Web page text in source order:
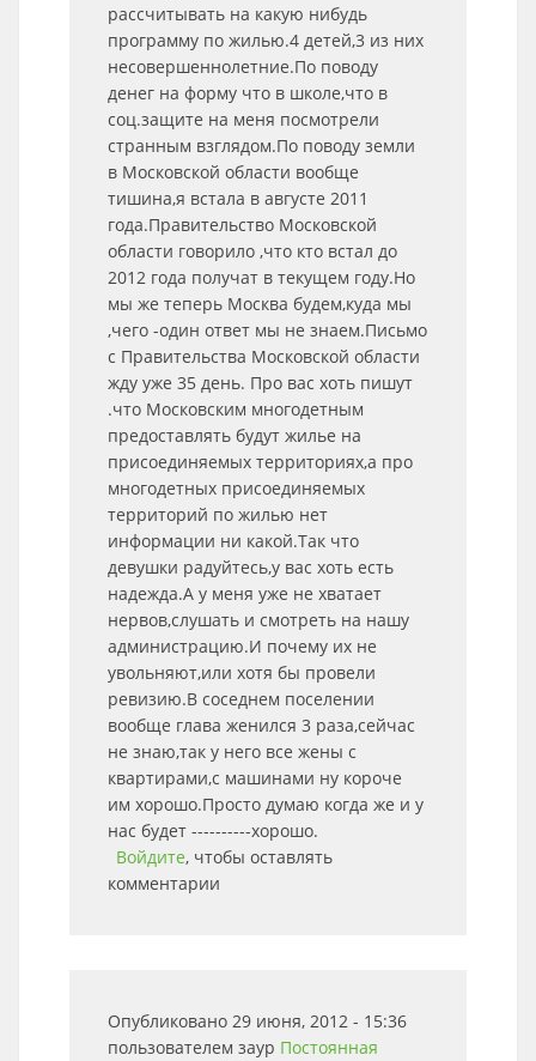
рассчитывать на какую нибудь
программу по жилью.4 детей,3 из них
несовершеннолетние.По поводу
денег на форму что в школе,что в
соц.защите на меня посмотрели
странным взглядом.По поводу земли
в Московской области вообще
тишина,я встала в августе 2011
года.Правительство Московской
области говорило ,что кто встал до
2012 года получат в текущем году.Но
мы же теперь Москва будем,куда мы
,чего -один ответ мы не знаем.Письмо
с Правительства Московской области
жду уже 35 день. Про вас хоть пишут
.что Московским многодетным
предоставлять будут жилье на
присоединяемых территориях,а про
многодетных присоединяемых
территорий по жилью нет
информации ни какой.Так что
девушки радуйтесь,у вас хоть есть
надежда.А у меня уже не хватает
нервов,слушать и смотреть на нашу
администрацию.И почему их не
увольняют,или хотя бы провели
ревизию.В соседнем поселении
вообще глава женился 3 раза,сейчас
не знаю,так у него все жены с
квартирами,с машинами ну короче
им хорошо.Просто думаю когда же и у
нас будет ----------хорошо.
Войдите, чтобы оставлять
комментарии
Опубликовано 29 июня, 2012 - 15:36
пользователем заур Постоянная